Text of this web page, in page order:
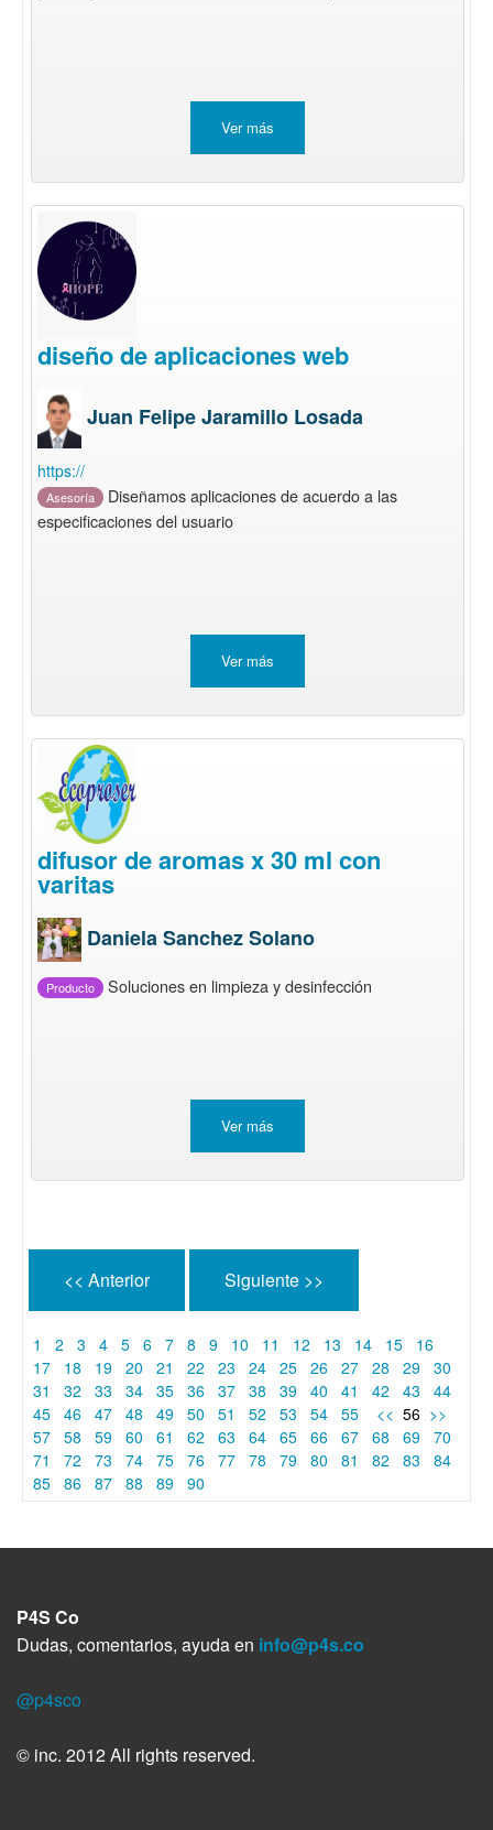
Ver más
diseño de aplicaciones web
Juan Felipe Jaramillo Losada
https://
Asesoría
Diseñamos aplicaciones de acuerdo a las
especificaciones del usuario
Ver más
difusor de aromas x 30 ml con
varitas
Daniela Sanchez Solano
Producto Soluciones en limpieza y desinfección
Ver más
<< Anterior Siguiente >>
1 2 3 4 5 6 7 8 9 10 11 12 13 14 15
16
17
18 19 20 21 22 23 24 25 26 27 28 29 30
31
32 33 34 35 36 37 38 39 40 41 42 43
44
45 46 47 48 49 50 51 52 53 54 55 << 56 >>
57 58 59 60 61 62 63 64 65 66 67 68 69 70
71
72 73 74 75 76 77 78 79 80 81 82 83
84
85 86 87 88 89 90
P4S Co
Dudas, comentarios, ayuda en info@p4s.co
@p4sco
© inc. 2012 All rights reserved.